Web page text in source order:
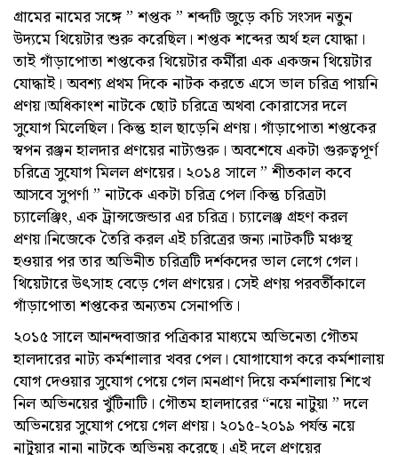
গ্রামের নামের সঙ্গে ” শপ্তক ” শব্দটি জুড়ে কচি সংসদ নতুন
উদ্যমে থিয়েটার শুরু করেছিল। শপ্তক শব্দের অর্থ হল যোদ্ধা।
তাই গাঁড়াপোতা শপ্তকের থিয়েটার কর্মীরা এক একজন থিয়েটার
যোদ্ধাই। অবশ্য প্রথম দিকে নাটক করতে এসে ভাল চরিত্র পায়নি
প্রণয়।অধিকাংশ নাটকে ছোট চরিত্রে অথবা কোরাসের দলে
সুযোগ মিলেছিল। কিন্তু হাল ছাড়েনি প্রণয়। গাঁড়াপোতা শপ্তকের
স্বপন রঞ্জন হালদার প্রণয়ের নাট্যগুরু। অবশেষে একটা গুরুত্বপূর্ণ
চরিত্রে সুযোগ মিলল প্রণয়ের। ২০১৪ সালে ” শীতকাল কবে
আসবে সুপর্ণা ” নাটকে একটা চরিত্র পেল।কিন্তু চরিত্রটা
চ্যালেঞ্জিং, এক ট্রান্সজেন্ডার এর চরিত্র। চ্যালেঞ্জ গ্রহণ করল
প্রণয়।নিজেকে তৈরি করল এই চরিত্রের জন্য।নাটকটি মঞ্চস্থ
হওয়ার পর তার অভিনীত চরিত্রটি দর্শকদের ভাল লেগে গেল।
থিয়েটারে উৎসাহ বেড়ে গেল প্রণয়ের। সেই প্রণয় পরবর্তীকালে
গাঁড়াপোতা শপ্তকের অন্যতম সেনাপতি।
২০১৫ সালে আনন্দবাজার পত্রিকার মাধ্যমে অভিনেতা গৌতম
হালদারের নাট্য কর্মশালার খবর পেল। যোগাযোগ করে কর্মশালায়
যোগ দেওয়ার সুযোগ পেয়ে গেল।মনপ্রাণ দিয়ে কর্মশালায় শিখে
নিল অভিনয়ের খুঁটিনাটি। গৌতম হালদারের “নয়ে নাটুয়া ” দলে
অভিনয়ের সুযোগ পেয়ে গেল প্রণয়। ২০১৫-২০১৯ পর্যন্ত নয়ে
নাটুয়ার নানা নাটকে অভিনয় করেছে। এই দলে প্রণয়ের